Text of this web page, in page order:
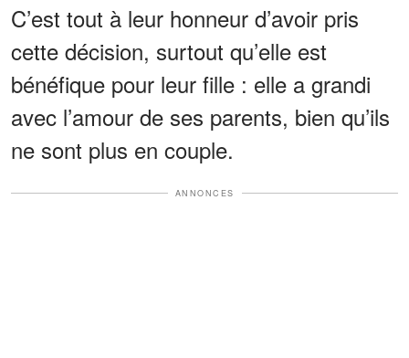
C’est tout à leur honneur d’avoir pris
cette décision, surtout qu’elle est
bénéfique pour leur fille : elle a grandi
avec l’amour de ses parents, bien qu’ils
ne sont plus en couple.
ANNONCES